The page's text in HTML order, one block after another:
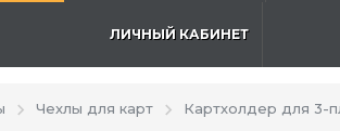
ЛИЧНЫЙ КАБИНЕТ
Чехлы для карт Картхолдер для 3-